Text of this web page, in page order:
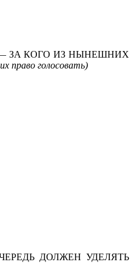
ЗА КОГО ИЗ НЫНЕШНИХ
право голосовать)
ДОЛЖЕН УДЕЛЯТЬ